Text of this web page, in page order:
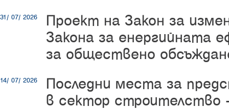
31/ 07/ 2026
Проект на Закон за
Закона за енергийната
за обществено
14/ 07/ 2026
Последни места за
в сектор строителство